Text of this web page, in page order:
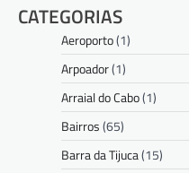
CATEGORIAS
Aeroporto(1)
Arpoador(1)
Arraial do Cabo(1)
Bairros(65)
Barra da Tijuca(15)